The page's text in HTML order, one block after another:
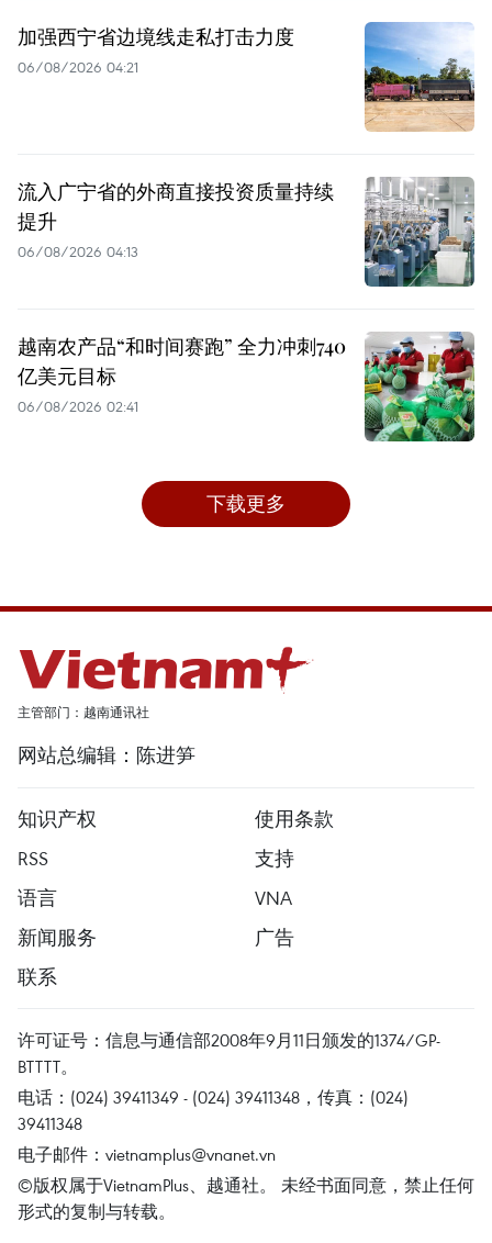
加强西宁省边境线走私打击力度
06/08/2026 04:21
流入广宁省的外商直接投资质量持续
提升
06/08/2026 04:13
越南农产品“和时间赛跑” 全力冲刺740
亿美元目标
06/08/2026 02:41
下载更多
主管部门：越南通讯社
网站总编辑：陈进笋
知识产权
使用条款
RSS
支持
语言
VNA
新闻服务
广告
联系
许可证号：信息与通信部2008年9月11日颁发的1374/GP-
BTTTT。
电话：(024) 39411349 - (024) 39411348，传真：(024)
39411348
电子邮件： vietnamplus@vnanet.vn
©版权属于VietnamPlus、越通社。 未经书面同意，禁止任何
形式的复制与转载。